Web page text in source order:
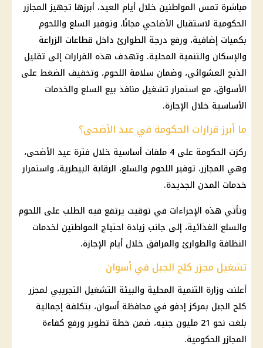
مباشرة تمس المواطنين خلال أيام العيد، أبرزها تجهيز المجازر
الحكومية لاستقبال الأضاحي مجانًا، وتوفير السلع واللحوم
بكميات إضافية، ورفع درجة الطوارئ داخل قطاعات الزراعة
والإسكان والتنمية المحلية. وتهدف هذه القرارات إلى تقليل
الذبح العشوائي، وضمان سلامة اللحوم، وتخفيف الضغط على
الأسواق، مع استمرار تشغيل منافذ بيع السلع والخدمات
الأساسية خلال الإجازة.
ما أبرز قرارات الحكومة في عيد الأضحى؟
ركزت الحكومة على 4 ملفات أساسية خلال فترة عيد الأضحى،
وهي المجازر، توفير اللحوم والسلع، الرقابة البيطرية، واستمرار
خدمات المدن الجديدة.
وتأتي هذه الإجراءات في توقيت يرتفع فيه الطلب على اللحوم
والسلع الغذائية، إلى جانب زيادة احتياج المواطنين لخدمات
النظافة والطوارئ والمرافق خلال أيام الإجازة.
تشغيل مجزر كلح الجبل في أسوان
أعلنت وزارة التنمية المحلية والبيئة التشغيل التجريبي لمجزر
كلح الجبل بمركز إدفو في محافظة أسوان، بتكلفة إجمالية
بلغت نحو 21 مليون جنيه، ضمن خطة تطوير ورفع كفاءة
المجازر الحكومية.